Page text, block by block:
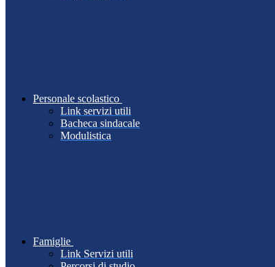
Personale scolastico
Link servizi utili
Bacheca sindacale
Modulistica
Famiglie
Link Servizi utili